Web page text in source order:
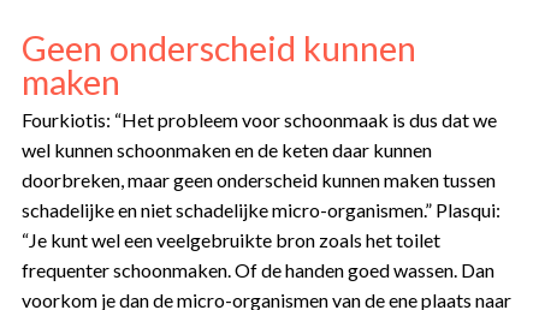
Geen onderscheid kunnen
maken
Fourkiotis: “Het probleem voor schoonmaak is dus dat we
wel kunnen schoonmaken en de keten daar kunnen
doorbreken, maar geen onderscheid kunnen maken tussen
schadelijke en niet schadelijke micro-organismen.” Plasqui:
“Je kunt wel een veelgebruikte bron zoals het toilet
frequenter schoonmaken. Of de handen goed wassen. Dan
voorkom je dan de micro-organismen van de ene plaats naar